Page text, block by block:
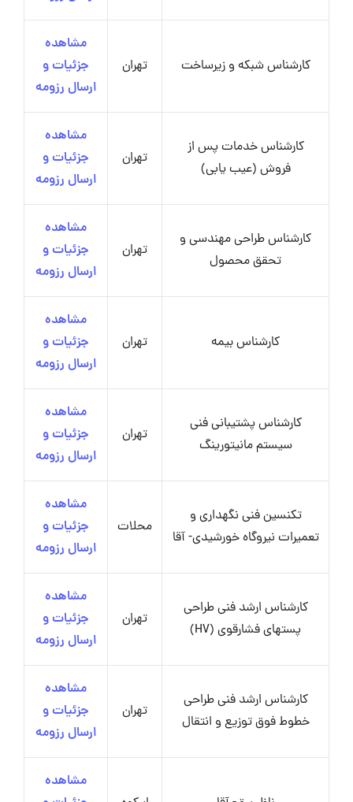
کارشناس شبکه و زیرساخت تهران
مشاهده
جزئیات و
ارسال رزومه
کارشناس خدمات پس از
فروش (عیب یابی)
تهران
مشاهده
جزئیات و
ارسال رزومه
کارشناس طراحی مهندسی و
تحقق محصول
تهران
مشاهده
جزئیات و
ارسال رزومه
کارشناس بیمه تهران
مشاهده
جزئیات و
ارسال رزومه
کارشناس پشتیبانی فنی
سیستم مانیتورینگ
تهران
مشاهده
جزئیات و
ارسال رزومه
تکنسین فنی نگهداری و
تعمیرات نیروگاه خورشیدی- آقا
محلات
مشاهده
جزئیات و
ارسال رزومه
کارشناس ارشد فنی طراحی
پستهای فشارقوی (HV)
تهران
مشاهده
جزئیات و
ارسال رزومه
کارشناس ارشد فنی طراحی
خطوط فوق توزیع و انتقال
تهران
مشاهده
جزئیات و
ارسال رزومه
مشاهده